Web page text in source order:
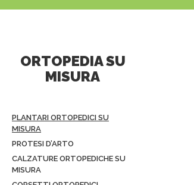
ORTOPEDIA SU
MISURA
PLANTARI ORTOPEDICI SU
MISURA
PROTESI D’ARTO
CALZATURE ORTOPEDICHE SU
MISURA